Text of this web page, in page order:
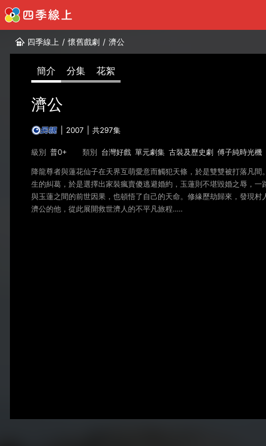
四季線上 / 懷舊戲劇 / 濟公
簡介 分集 花絮
濟公
2007 共297集
級別 普0+ 類別 台灣好戲 單元劇集 古裝及歷史劇 傅子純時光機
降龍尊者與蓮花仙子在天界互萌愛意而觸犯天條，於是雙雙被打落凡
生的糾葛，於是選擇出家裝瘋賣傻逃避婚約，玉蓮則不堪毀婚之辱，
與玉蓮之間的前世因果，也頓悟了自己的天命。修緣歷劫歸來，發現
濟公的他，從此展開救世濟人的不平凡旅程.....